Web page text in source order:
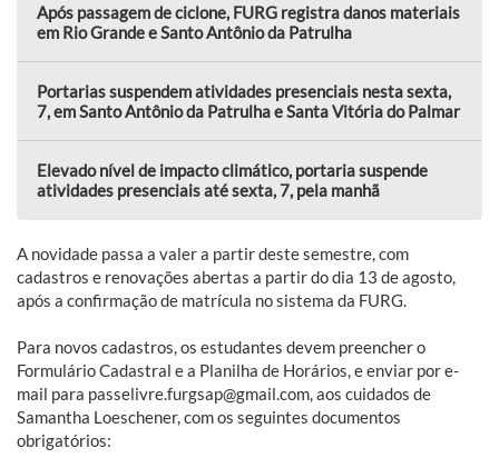
Após passagem de ciclone, FURG registra danos materiais
em Rio Grande e Santo Antônio da Patrulha
Portarias suspendem atividades presenciais nesta sexta,
7, em Santo Antônio da Patrulha e Santa Vitória do Palmar
Elevado nível de impacto climático, portaria suspende
atividades presenciais até sexta, 7, pela manhã
A novidade passa a valer a partir deste semestre, com
cadastros e renovações abertas a partir do dia 13 de agosto,
após a confirmação de matrícula no sistema da FURG.
Para novos cadastros, os estudantes devem preencher o
Formulário Cadastral e a Planilha de Horários, e enviar por e-
mail para passelivre.furgsap@gmail.com, aos cuidados de
Samantha Loeschener, com os seguintes documentos
obrigatórios: